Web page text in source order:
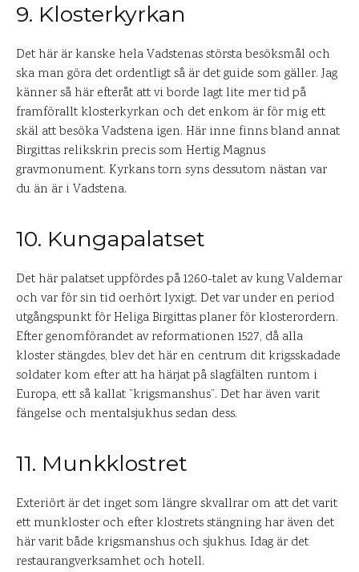
9. Klosterkyrkan
Det här är kanske hela Vadstenas största besöksmål och
ska man göra det ordentligt så är det guide som gäller. Jag
känner så här efteråt att vi borde lagt lite mer tid på
framförallt klosterkyrkan och det enkom är för mig ett
skäl att besöka Vadstena igen. Här inne finns bland annat
Birgittas relikskrin precis som Hertig Magnus
gravmonument. Kyrkans torn syns dessutom nästan var
du än är i Vadstena.
10. Kungapalatset
Det här palatset uppfördes på 1260-talet av kung Valdemar
och var för sin tid oerhört lyxigt. Det var under en period
utgångspunkt för Heliga Birgittas planer för klosterordern.
Efter genomförandet av reformationen 1527, då alla
kloster stängdes, blev det här en centrum dit krigsskadade
soldater kom efter att ha härjat på slagfälten runtom i
Europa, ett så kallat ”krigsmanshus”. Det har även varit
fängelse och mentalsjukhus sedan dess.
11. Munkklostret
Exteriört är det inget som längre skvallrar om att det varit
ett munkloster och efter klostrets stängning har även det
här varit både krigsmanshus och sjukhus. Idag är det
restaurangverksamhet och hotell.